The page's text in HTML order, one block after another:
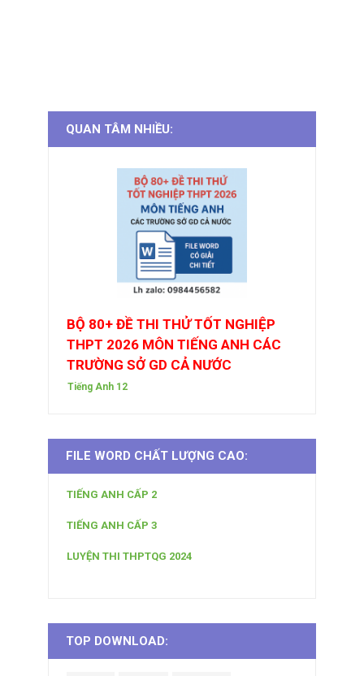
QUAN TÂM NHIỀU:
BỘ 80+ ĐỀ THI THỬ TỐT NGHIỆP
THPT 2026 MÔN TIẾNG ANH CÁC
TRƯỜNG SỞ GD CẢ NƯỚC
Tiếng Anh 12
FILE WORD CHẤT LƯỢNG CAO:
TIẾNG ANH CẤP 2
TIẾNG ANH CẤP 3
LUYỆN THI THPTQG 2024
TOP DOWNLOAD: